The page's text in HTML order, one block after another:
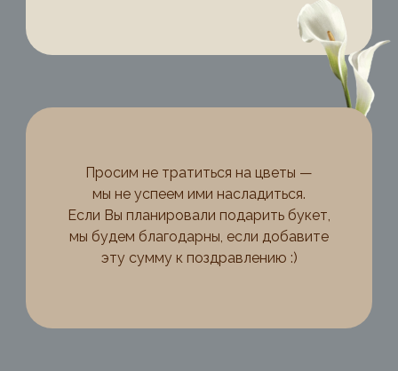
Просим не тратиться на цветы —
мы не успеем ими насладиться.
Если Вы планировали подарить букет,
мы будем благодарны, если добавите
эту сумму к поздравлению :)